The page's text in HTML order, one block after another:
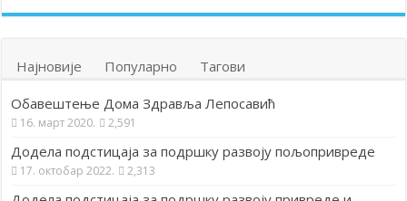
Најновије Популарно Тагови
Обавештење Дома Здравља Лепосавић
16. март 2020. 2,591
Додела подстицаја за подршку развоју пољопривреде
17. октобар 2022. 2,313